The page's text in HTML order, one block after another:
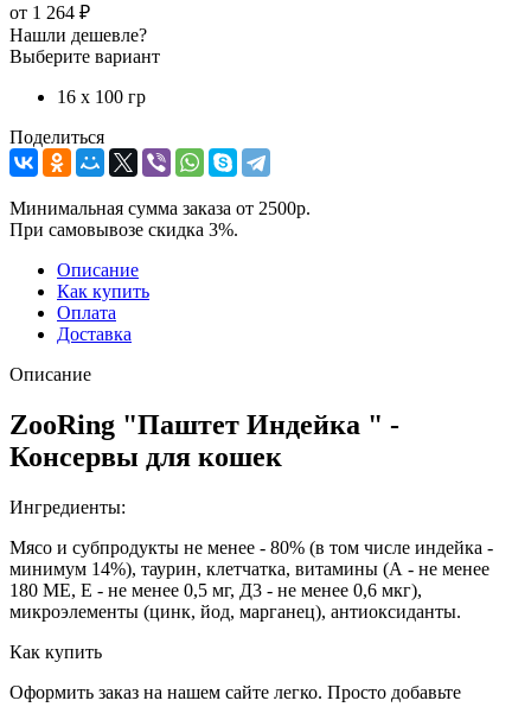
от 1 264 ₽
Нашли дешевле?
Выберите вариант
16 х 100 гр
Поделиться
Минимальная сумма заказа от 2500р.
При самовывозе скидка 3%.
Описание
Как купить
Оплата
Доставка
Описание
ZooRing "Паштет Индейка " -
Консервы для кошек
Ингредиенты:
Мясо и субпродукты не менее - 80% (в том числе индейка -
минимум 14%), таурин, клетчатка, витамины (А - не менее
180 МЕ, Е - не менее 0,5 мг, Д3 - не менее 0,6 мкг),
микроэлементы (цинк, йод, марганец), антиоксиданты.
Как купить
Оформить заказ на нашем сайте легко. Просто добавьте